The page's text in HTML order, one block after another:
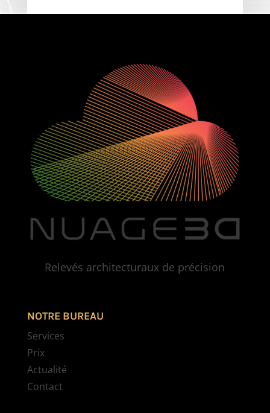
Relevés architecturaux de précision
NOTRE BUREAU
Services
Prix
Actualité
Contact